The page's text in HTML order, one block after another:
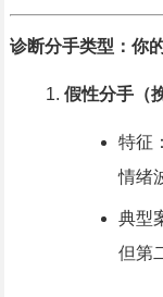
诊断分手类型：你
假性分手（
特征
情绪
典型
但第